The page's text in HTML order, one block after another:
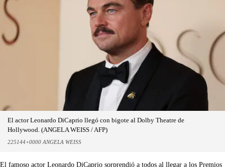
El actor Leonardo DiCaprio llegó con bigote al Dolby Theatre de
Hollywood. (ANGELA WEISS / AFP)
225144+0000 ANGELA WEISS
El famoso actor Leonardo DiCaprio sorprendió a todos al llegar a los Premios